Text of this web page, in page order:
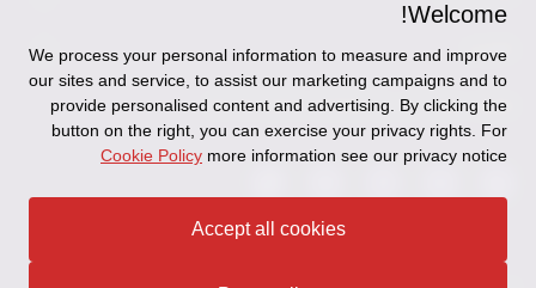
כניסה לעובדים - דוא"ל
כניסה לעובדים - דוחות עבודה
אודותינו
זיכרון והנצחה
תקנון
מדיניות הפרטיות
Disclaimer
Ethics Hotline
עקבו אחרינו ברשתות החברתיות
Welcome!
We process your personal information to measure and improve
our sites and service, to assist our marketing campaigns and to
provide personalised content and advertising. By clicking the
button on the right, you can exercise your privacy rights. For
more information see our privacy notice
Cookie Policy
Accept all cookies